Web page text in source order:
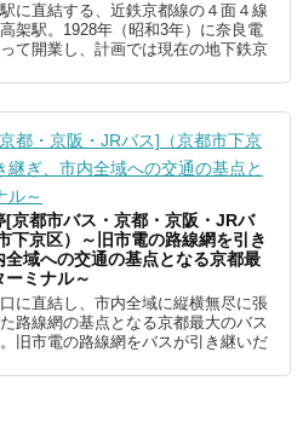
に直結する、近鉄京都線の４面４線
架駅。1928年（昭和3年）に奈良電
て開業し、計画では現在の地下鉄京
[京都市バス・京都・京阪・JRバ
下京区）～旧市電の路線網を引き
全域への交通の基点となる京都最
ーミナル～
に直結し、市内全域に縦横無尽に張
路線網の基点となる京都最大のバス
旧市電の路線網をバスが引き継いだ